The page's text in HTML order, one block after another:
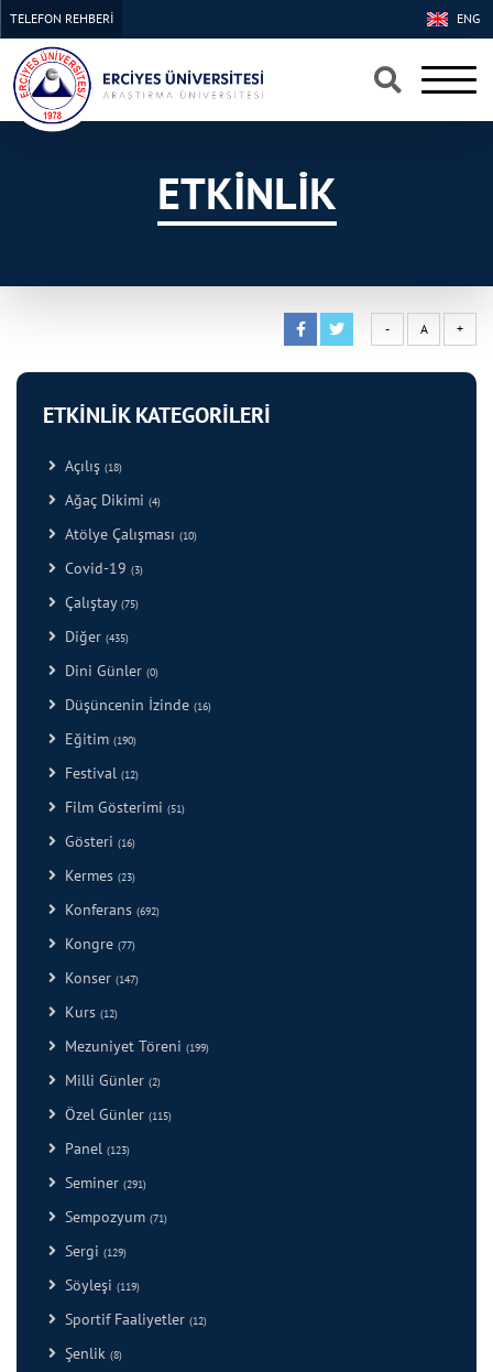
×
×
ENG
TELEFON REHBERİ
ETKİNLİK
- A +
ETKİNLİK KATEGORİLERİ
Açılış (18)
Ağaç Dikimi (4)
Atölye Çalışması (10)
Covid-19 (3)
Çalıştay (75)
Diğer (435)
Dini Günler (0)
Düşüncenin İzinde (16)
Eğitim (190)
Festival (12)
Film Gösterimi (51)
Gösteri (16)
Kermes (23)
Konferans (692)
Kongre (77)
Konser (147)
Kurs (12)
Mezuniyet Töreni (199)
Milli Günler (2)
Özel Günler (115)
Panel (123)
Seminer (291)
Sempozyum (71)
Sergi (129)
Söyleşi (119)
Sportif Faaliyetler (12)
Şenlik (8)